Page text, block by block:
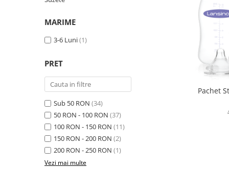
Try It Bibs Denmark
MARIME
3-6 Luni(1)
PRET
Sub 50 RON (34)
50 RON - 100 RON (37)
100 RON - 150 RON (11)
150 RON - 200 RON (2)
200 RON - 250 RON (1)
Vezi mai multe
Pachet